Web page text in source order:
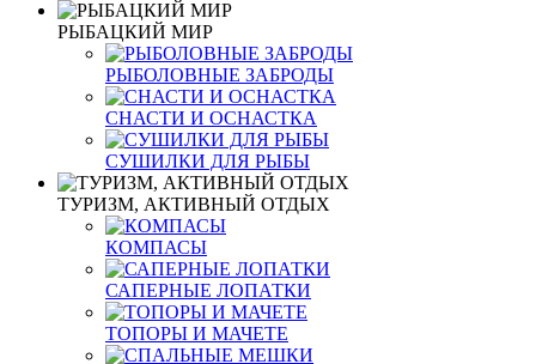
РЫБАЦКИЙ МИР
РЫБОЛОВНЫЕ ЗАБРОДЫ
СНАСТИ И ОСНАСТКА
СУШИЛКИ ДЛЯ РЫБЫ
ТУРИЗМ, АКТИВНЫЙ ОТДЫХ
КОМПАСЫ
САПЕРНЫЕ ЛОПАТКИ
ТОПОРЫ И МАЧЕТЕ